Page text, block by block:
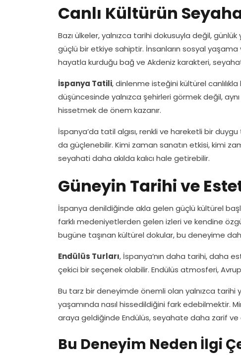
Canlı Kültürün
Bazı ülkeler, yalnızca tarihi dokusuyla değil,
güçlü bir etkiye sahiptir. İnsanların sosyal yaşama
hayatla kurduğu bağ ve Akdeniz karakteri,
İspanya Tatili, dinlenme isteğini kültürel
düşüncesinde yalnızca şehirleri görmek değil,
hissetmek de önem kazanır.
İspanya’da tatil algısı, renkli ve hareketli bir
da güçlenebilir. Kimi zaman sanatın etkisi, kimi
seyahati daha akılda kalıcı hale getirebilir.
Güneyin Tarihi ve
İspanya denildiğinde akla gelen güçlü kültürel
farklı medeniyetlerden gelen izleri ve kendine
bugüne taşınan kültürel dokular, bu deneyime
Endülüs Turları, İspanya’nın daha tarihi, daha
çekici bir seçenek olabilir. Endülüs atmosferi,
Bu tarz bir deneyimde önemli olan yalnızca tarihi
yaşamında nasıl hissedildiğini fark edebilmektir.
araya geldiğinde Endülüs, seyahate daha zarif ve
Bu Deneyim Neden İlgi